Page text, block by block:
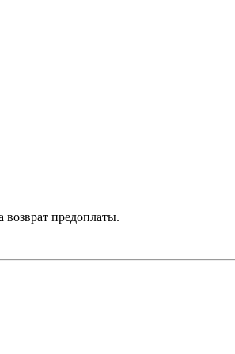
возврат предоплаты.